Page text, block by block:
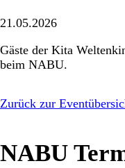
21.05.2026
Gäste der Kita
beim NABU.
Zurück zur
NABU